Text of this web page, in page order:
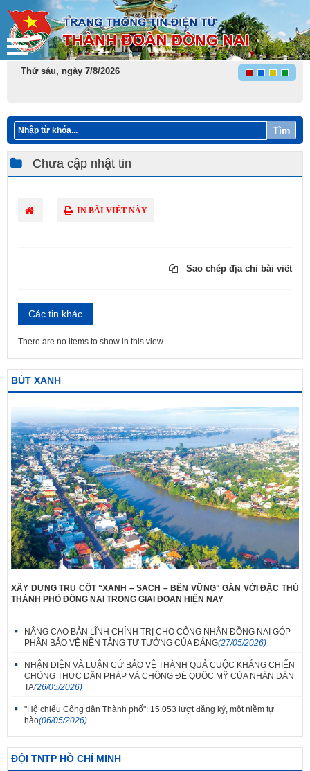
Thứ sáu, ngày 7/8/2026
Tìm
Chưa cập nhật tin
IN BÀI VIẾT NÀY
Sao chép địa chỉ bài viết
Các tin khác
There are no items to show in this view.
BÚT XANH
XÂY DỰNG TRỤ CỘT “XANH – SẠCH – BỀN VỮNG" GẮN VỚI ĐẶC THÙ
THÀNH PHỐ ĐỒNG NAI TRONG GIAI ĐOẠN HIỆN NAY
NÂNG CAO BẢN LĨNH CHÍNH TRỊ CHO CÔNG NHÂN ĐỒNG NAI GÓP
PHẦN BẢO VỆ NỀN TẢNG TƯ TƯỞNG CỦA ĐẢNG(27/05/2026)
NHẬN DIỆN VÀ LUẬN CỨ BẢO VỆ THÀNH QUẢ CUỘC KHÁNG CHIẾN
CHỐNG THỰC DÂN PHÁP VÀ CHỐNG ĐẾ QUỐC MỸ CỦA NHÂN DÂN
TA(26/05/2026)
"Hộ chiếu Công dân Thành phố": 15.053 lượt đăng ký, một niềm tự
hào(06/05/2026)
ĐỘI TNTP HỒ CHÍ MINH